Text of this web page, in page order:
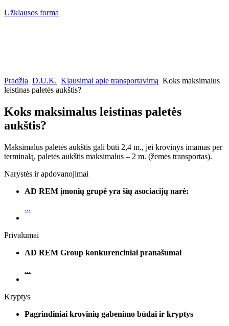
Užklausos forma
Pradžia D.U.K. Klausimai apie transportavimą Koks maksimalus
leistinas paletės aukštis?
Koks maksimalus leistinas paletės
aukštis?
Maksimalus paletės aukštis gali būti 2,4 m., jei krovinys imamas per
terminalą, paletės aukštis maksimalus – 2 m. (žemės transportas).
Narystės ir apdovanojimai
AD REM įmonių grupė yra šių asociacijų narė:
...
Privalumai
AD REM Group konkurenciniai pranašumai
...
Kryptys
Pagrindiniai krovinių gabenimo būdai ir kryptys